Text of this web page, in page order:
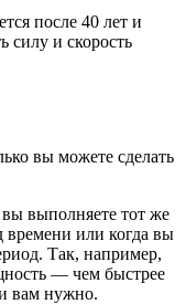
после 40 лет и
силу и скорость
вы можете сделать
выполняете тот же
времени или когда вы
Так, например,
— чем быстрее
вам нужно.